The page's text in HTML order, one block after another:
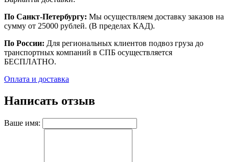
По Санкт-Петербургу: Мы осуществляем доставку заказов на
сумму от 25000 рублей. (В пределах КАД).
По России: Для региональных клиентов подвоз груза до
транспортных компаний в СПБ осуществляется
БЕСПЛАТНО.
Оплата и доставка
Написать отзыв
Ваше имя: